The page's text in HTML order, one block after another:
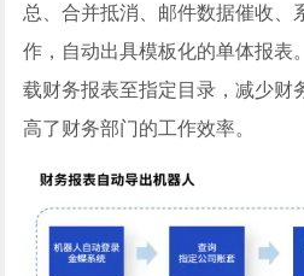
总、合并抵消、邮件数据催收、
作，自动出具模板化的单体报表
载财务报表至指定目录，减少财
高了财务部门的工作效率。